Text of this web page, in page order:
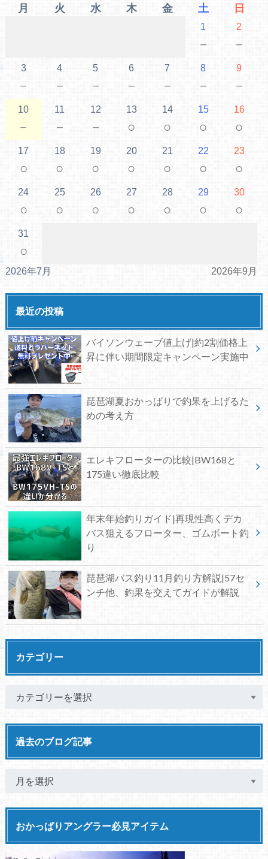
月 火 水 木 金 土 日
1
－
2
－
3
－
4
－
5
－
6
－
7
－
8
－
9
－
10
－
11
－
12
－
13
○
14
○
15
○
16
○
17
○
18
○
19
○
20
○
21
○
22
○
23
○
24
○
25
○
26
○
27
○
28
○
29
○
30
○
31
○
2026年7月 2026年9月
最近の投稿
バイソンウェーブ値上げ|約2割価格上
昇に伴い期間限定キャンペーン実施中
琵琶湖夏おかっぱりで釣果を上げるた
めの考え方
エレキフローターの比較|BW168と
175違い徹底比較
年末年始釣りガイド|再現性高くデカ
バス狙えるフローター、ゴムボート釣
り
琵琶湖バス釣り11月釣り方解説|57セ
ンチ他、釣果を交えてガイドが解説
カテゴリー
過去のブログ記事
おかっぱりアングラー必見アイテム